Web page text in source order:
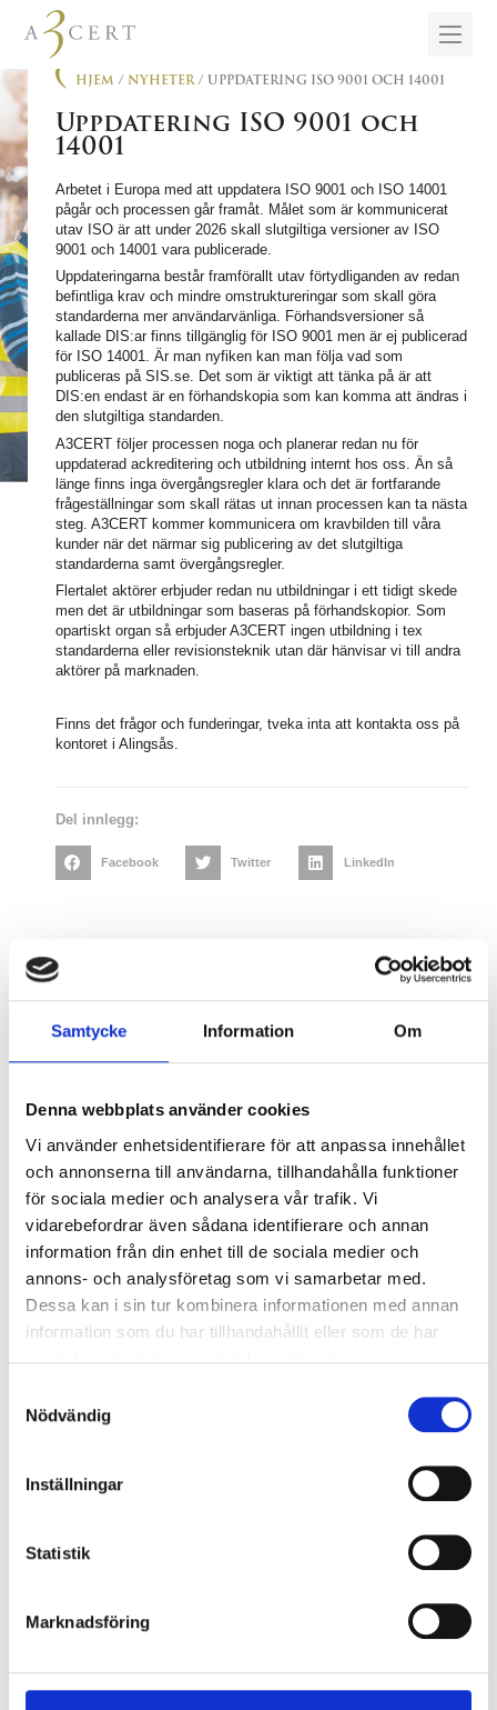
Samtycke Information Om
Denna webbplats använder cookies
Vi använder enhetsidentifierare för att anpassa innehållet
och annonserna till användarna, tillhandahålla funktioner
för sociala medier och analysera vår trafik. Vi
vidarebefordrar även sådana identifierare och annan
information från din enhet till de sociala medier och
annons- och analysföretag som vi samarbetar med.
Dessa kan i sin tur kombinera informationen med annan
information som du har tillhandahållit eller som de har
Nödvändig
Inställningar
Statistik
Marknadsföring
HJEM/ NYHETER/ UPPDATERING ISO 9001 OCH 14001
Uppdatering ISO 9001 och
14001
Arbetet i Europa med att uppdatera ISO 9001 och ISO 14001
pågår och processen går framåt. Målet som är kommunicerat
utav ISO är att under 2026 skall slutgiltiga versioner av ISO
9001 och 14001 vara publicerade.
Uppdateringarna består framförallt utav förtydliganden av redan
befintliga krav och mindre omstruktureringar som skall göra
standarderna mer användarvänliga. Förhandsversioner så
kallade DIS:ar finns tillgänglig för ISO 9001 men är ej publicerad
för ISO 14001. Är man nyfiken kan man följa vad som
publiceras på SIS.se. Det som är viktigt att tänka på är att
DIS:en endast är en förhandskopia som kan komma att ändras i
den slutgiltiga standarden.
A3CERT följer processen noga och planerar redan nu för
uppdaterad ackreditering och utbildning internt hos oss. Än så
länge finns inga övergångsregler klara och det är fortfarande
frågeställningar som skall rätas ut innan processen kan ta nästa
steg. A3CERT kommer kommunicera om kravbilden till våra
kunder när det närmar sig publicering av det slutgiltiga
standarderna samt övergångsregler.
Flertalet aktörer erbjuder redan nu utbildningar i ett tidigt skede
men det är utbildningar som baseras på förhandskopior. Som
opartiskt organ så erbjuder A3CERT ingen utbildning i tex
standarderna eller revisionsteknik utan där hänvisar vi till andra
aktörer på marknaden.
Finns det frågor och funderingar, tveka inta att kontakta oss på
kontoret i Alingsås.
Del innlegg:
Facebook Twitter LinkedIn
Følg oss
Tilbud
Endre til A3CERT
Kontakt oss
A3CERT Sertifisering AS
info@a3cert.com
Om A3Cert